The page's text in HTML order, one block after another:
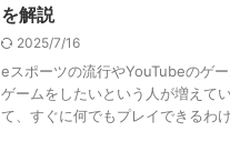
を解説
2025/7/16
eスポーツの流行やYouTubeのゲ
ゲームをしたいという人が増えて
て、すぐに何でもプレイできるわ